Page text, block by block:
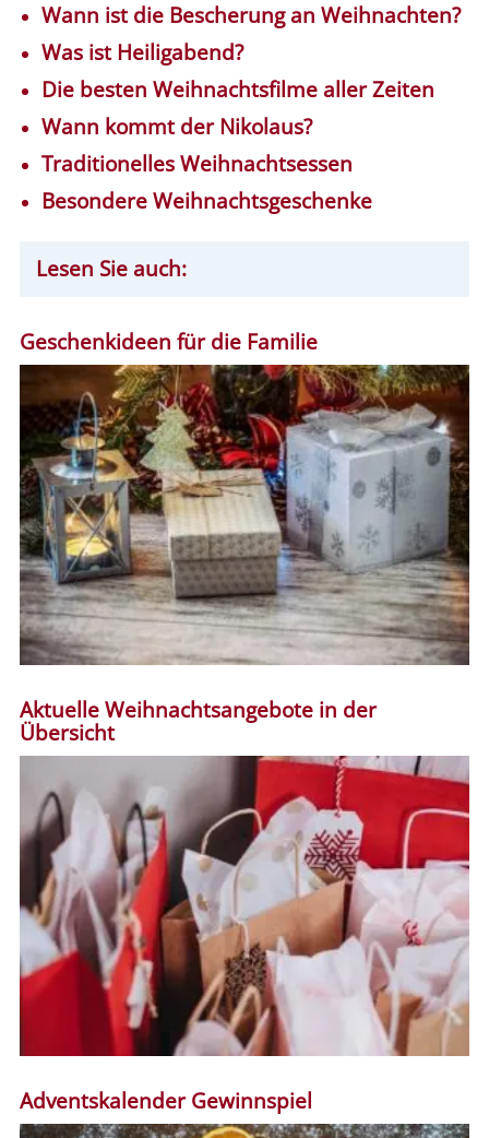
Wann ist die Bescherung an Weihnachten?
Was ist Heiligabend?
Die besten Weihnachtsfilme aller Zeiten
Wann kommt der Nikolaus?
Traditionelles Weihnachtsessen
Besondere Weihnachtsgeschenke
Lesen Sie auch:
Geschenkideen für die Familie
Aktuelle Weihnachtsangebote in der
Übersicht
Adventskalender Gewinnspiel